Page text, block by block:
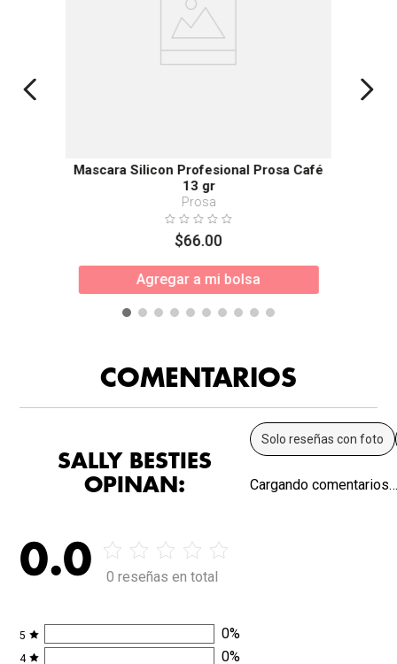
Mascara Silicon Profesional Prosa Café
13 gr
Prosa
$66.00
Agregar a mi bolsa
COMENTARIOS
SALLY BESTIES
OPINAN:
0.0 0 reseñas en total
5 0%
4 0%
Solo reseñas con foto
Cargando